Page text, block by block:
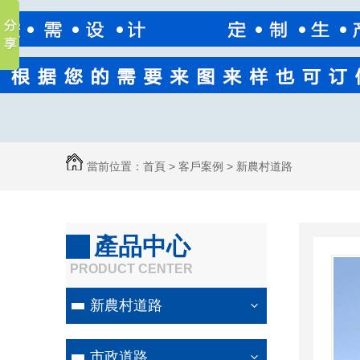
當前位置： 首頁 > 客戶案例 > 新農村道路
產品中心
PRODUCT CENTER
新農村道路
市政道路